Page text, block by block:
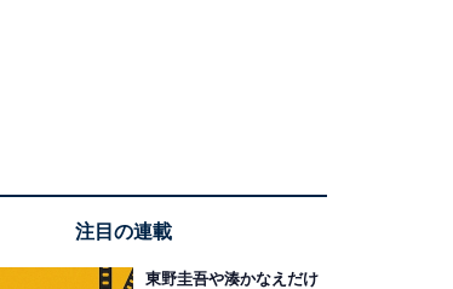
注目の連載
東野圭吾や湊かなえだけ